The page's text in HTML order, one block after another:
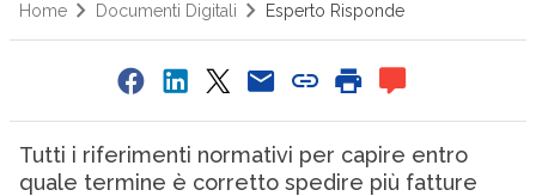
Home Documenti Digitali Esperto Risponde
Tutti i riferimenti normativi per capire entro
quale termine è corretto spedire più fatture